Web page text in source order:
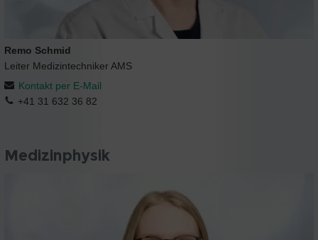
Remo Schmid
Leiter Medizintechniker AMS
Kontakt per E-Mail
+41 31 632 36 82
Medizinphysik